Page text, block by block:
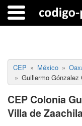
CEP México
Guillermo Gónzalez
CEP Colonia
Villa de